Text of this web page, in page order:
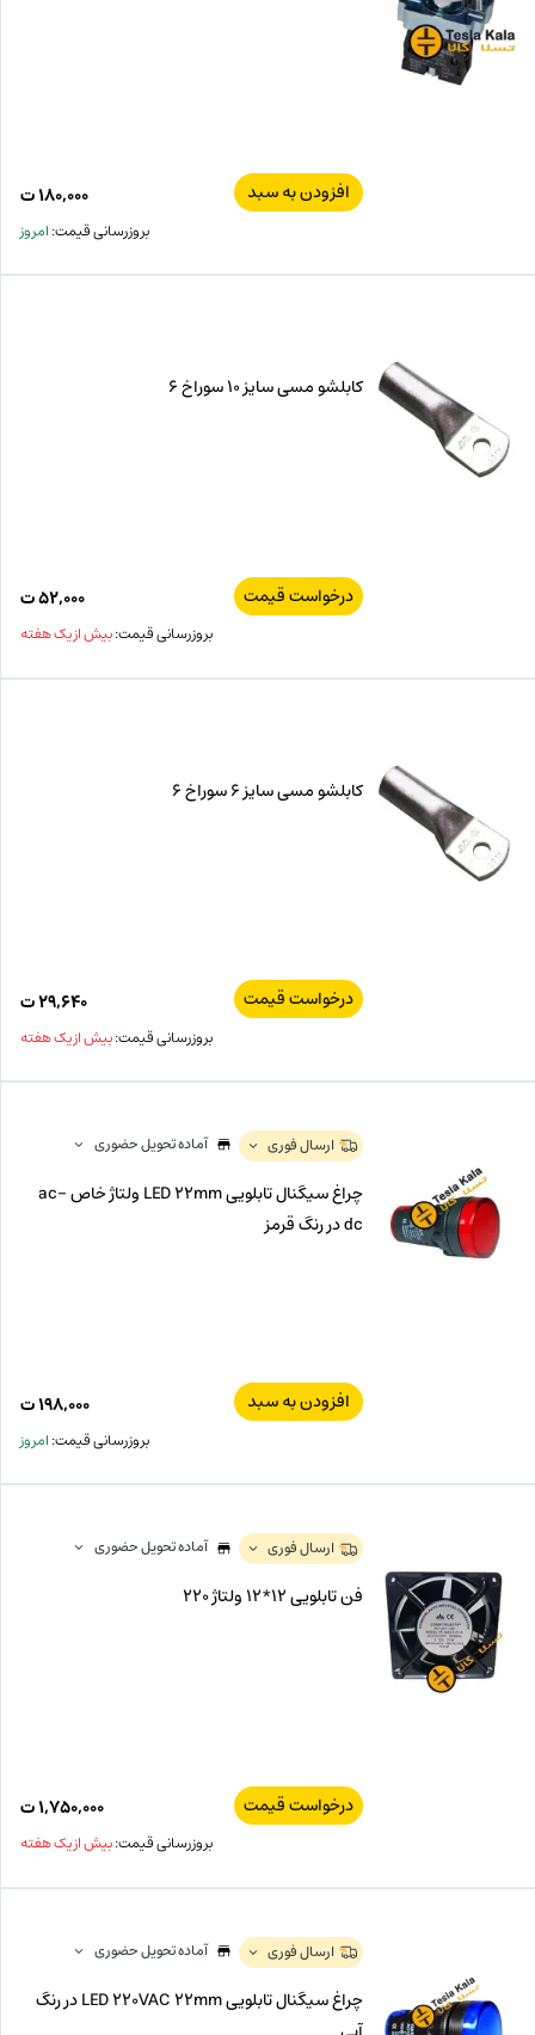
افزودن به سبد ۱۸۰,۰۰۰ت
بروزرسانی قیمت:امروز
کابلشو مسی سایز 10 سوراخ 6
درخواست قیمت ۵۲,۰۰۰ت
بروزرسانی قیمت:بیش از یک هفته
کابلشو مسی سایز 6 سوراخ 6
درخواست قیمت ۲۹,۶۴۰ت
بروزرسانی قیمت:بیش از یک هفته
ارسال فوری آماده تحویل حضوری
چراغ سیگنال تابلویی LED 22mm ولتاژ خاص ac-
dc در رنگ قرمز
افزودن به سبد ۱۹۸,۰۰۰ت
بروزرسانی قیمت:امروز
ارسال فوری آماده تحویل حضوری
فن تابلویی 12*12 ولتاژ 220
درخواست قیمت ۱,۷۵۰,۰۰۰ت
بروزرسانی قیمت:بیش از یک هفته
ارسال فوری آماده تحویل حضوری
چراغ سیگنال تابلویی LED 220VAC 22mm در رنگ